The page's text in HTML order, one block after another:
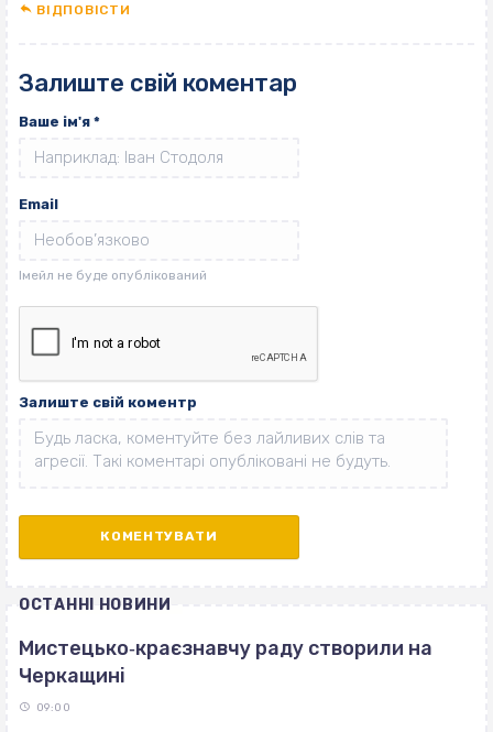
ВІДПОВІCТИ
Залиште свій коментар
Ваше ім'я *
Email
Залиште свій коментр
ОСТАННІ НОВИНИ
Мистецько‐краєзнавчу раду створили на
Черкащині
09:00